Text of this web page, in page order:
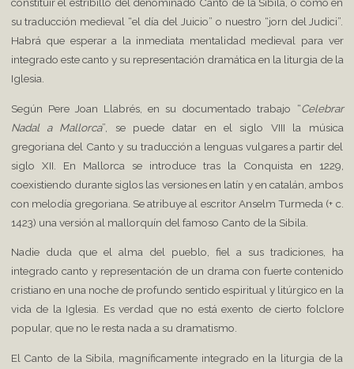
constituir el estribillo del denominado Canto de la Sibila, o como en
su traducción medieval “el día del Juicio” o nuestro “jorn del Judici”.
Habrá que esperar a la inmediata mentalidad medieval para ver
integrado este canto y su representación dramática en la liturgia de la
Iglesia.
Según Pere Joan Llabrés, en su documentado trabajo “Celebrar
Nadal a Mallorca”, se puede datar en el siglo VIII la música
gregoriana del Canto y su traducción a lenguas vulgares a partir del
siglo XII. En Mallorca se introduce tras la Conquista en 1229,
coexistiendo durante siglos las versiones en latín y en catalán, ambos
con melodía gregoriana. Se atribuye al escritor Anselm Turmeda (+ c.
1423) una versión al mallorquín del famoso Canto de la Sibila.
Nadie duda que el alma del pueblo, fiel a sus tradiciones, ha
integrado canto y representación de un drama con fuerte contenido
cristiano en una noche de profundo sentido espiritual y litúrgico en la
vida de la Iglesia. Es verdad que no está exento de cierto folclore
popular, que no le resta nada a su dramatismo.
El Canto de la Sibila, magníficamente integrado en la liturgia de la